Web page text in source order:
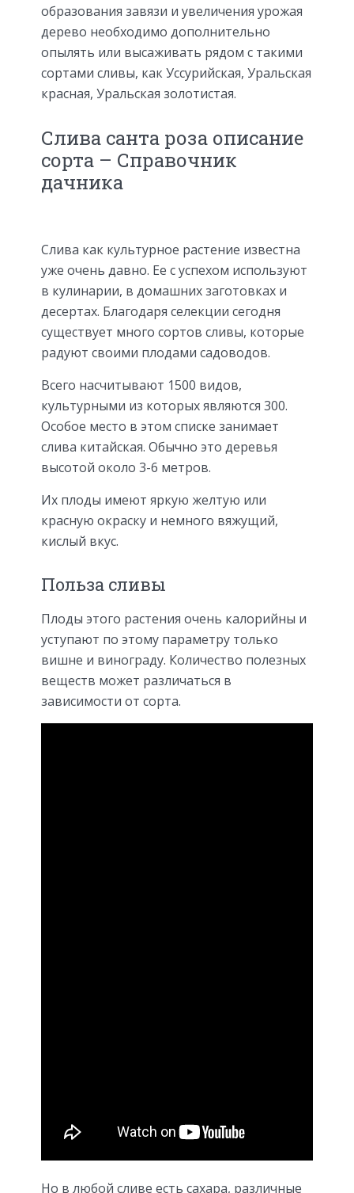
образования завязи и увеличения урожая
дерево необходимо дополнительно
опылять или высаживать рядом с такими
сортами сливы, как Уссурийская, Уральская
красная, Уральская золотистая.
Слива санта роза описание
сорта – Справочник
дачника
Слива как культурное растение известна
уже очень давно. Ее с успехом используют
в кулинарии, в домашних заготовках и
десертах. Благодаря селекции сегодня
существует много сортов сливы, которые
радуют своими плодами садоводов.
Всего насчитывают 1500 видов,
культурными из которых являются 300.
Особое место в этом списке занимает
слива китайская. Обычно это деревья
высотой около 3-6 метров.
Их плоды имеют яркую желтую или
красную окраску и немного вяжущий,
кислый вкус.
Польза сливы
Плоды этого растения очень калорийны и
уступают по этому параметру только
вишне и винограду. Количество полезных
веществ может различаться в
зависимости от сорта.
Но в любой сливе есть сахара, различные